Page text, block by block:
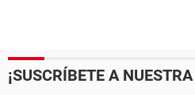
¡SUSCRÍBETE A